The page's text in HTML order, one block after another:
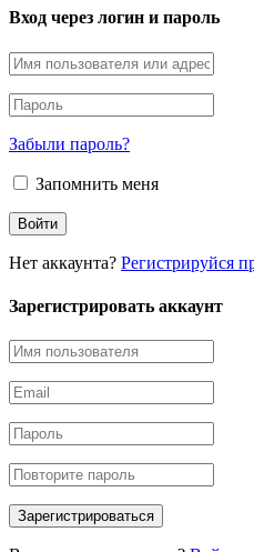
Вход через логин и пароль
Забыли пароль?
Запомнить меня
Нет аккаунта? Регистрируйся
Зарегистрировать аккаунт